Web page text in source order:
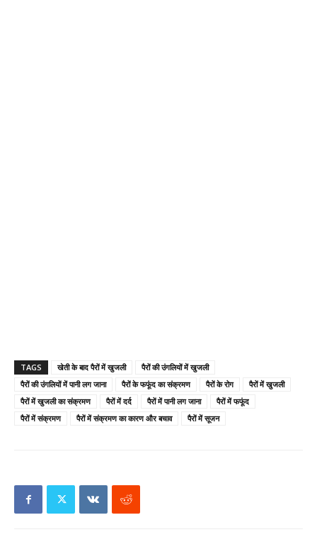
TAGS खेती के बाद पैरों में खुजली
पैरों की उंगलियों में खुजली
पैरों की उंगलियों में पानी लग जाना
पैरों के फफूंद का संक्रमण पैरों के रोग
पैरों में खुजली
पैरों में खुजली का संक्रमण
पैरों में दर्द पैरों में पानी लग जाना
पैरों में फफूंद
पैरों में संक्रमण
पैरों में संक्रमण का कारण और बचाव पैरों में सूजन